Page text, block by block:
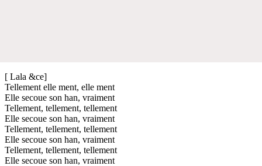
[ Lala &ce]
Tellement elle ment, elle ment
Elle secoue son han, vraiment
Tellement, tellement, tellement
Elle secoue son han, vraiment
Tellement, tellement, tellement
Elle secoue son han, vraiment
Tellement, tellement, tellement
Elle secoue son han, vraiment